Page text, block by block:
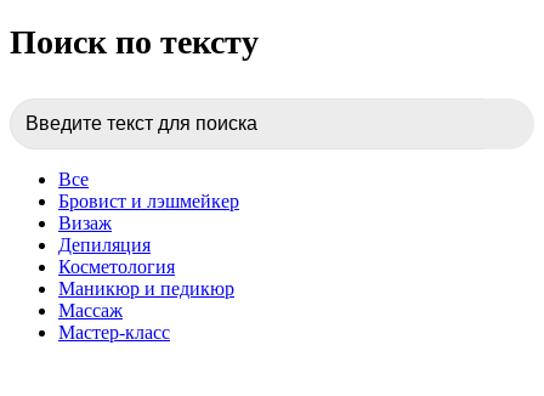
Поиск по тексту
Search
for:
Все
Бровист и лэшмейкер
Визаж
Депиляция
Косметология
Маникюр и педикюр
Массаж
Мастер-класс